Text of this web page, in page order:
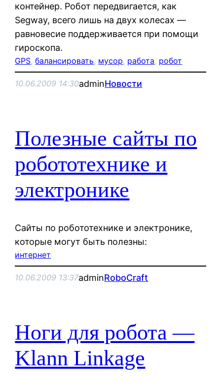
контейнер. Робот передвигается, как
Segway, всего лишь на двух колесах —
равновесие поддерживается при помощи
гироскопа.
GPS, балансировать, мусор, работа, робот
10.06.2009 14:30adminНовости
Полезные сайты по
робототехнике и
электронике
Cайты по робототехнике и электронике,
которые могут быть полезны:
интернет
10.06.2009 13:37adminRoboCraft
Ноги для робота —
Klann Linkage